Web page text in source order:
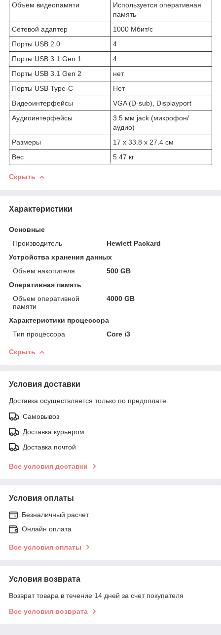
Объем видеопамяти
Используется оперативная
память
Сетевой адаптер
1000 Мбит/с
Порты USB 2.0
4
Порты USB 3.1 Gen 1
4
Порты USB 3.1 Gen 2
нет
Порты USB Type-C
Нет
Видеоинтерфейсы
VGA (D-sub), Displayport
Аудиоинтерфейсы
3.5 мм jack (микрофон/
аудио)
Размеры
17 x 33.8 x 27.4 см
Вес
5.47 кг
Скрыть
Характеристики
Основные
Производитель
Hewlett Packard
Устройства хранения данных
Объем накопителя
500 GB
Оперативная память
Объем оперативной
памяти
4000 GB
Характеристики процессора
Тип процессора
Core i3
Скрыть
Условия доставки
Доставка осуществляется только по предоплате.
Самовывоз
Доставка курьером
Доставка почтой
Все условия доставки
Условия оплаты
Безналичный расчет
Онлайн оплата
Все условия оплаты
Условия возврата
Возврат товара в течение 14 дней за счет покупателя
Все условия возврата